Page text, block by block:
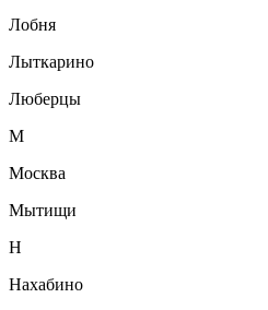
Лобня
Лыткарино
Люберцы
М
Москва
Мытищи
Н
Нахабино